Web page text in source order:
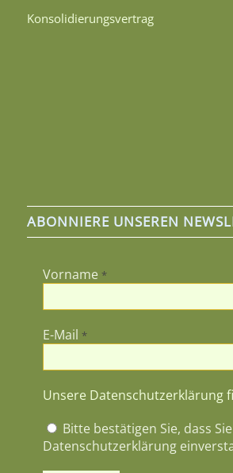
Konsolidierungsvertrag
ABONNIERE UNSEREN
Vorname *
E-Mail *
Unsere Datenschutzerklärung
Bitte bestätigen Sie, dass
Datenschutzerklärung